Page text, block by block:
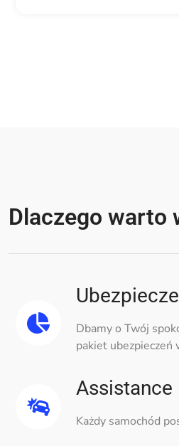
Dlaczego warto
Dbamy o Twój
pakiet ubezpieczeń
Assistance
Każdy samochód